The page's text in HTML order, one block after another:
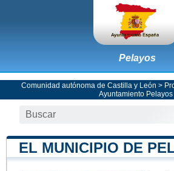
Pelayos
Comunidad autónoma de Castilla y León >
Ayuntamiento Pelayos
EL MUNICIPIO DE